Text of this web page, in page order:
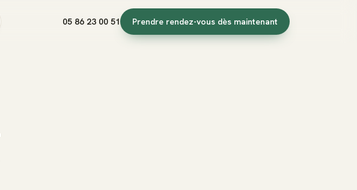
05 86 23 00 51 Prendre rendez-vous dès maintenant